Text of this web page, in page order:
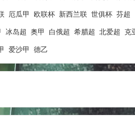
厄瓜甲 欧联杯 新西兰联 世俱杯 芬超
冰岛超 奥甲 白俄超 希腊超 北爱超 克
爱沙甲 德乙